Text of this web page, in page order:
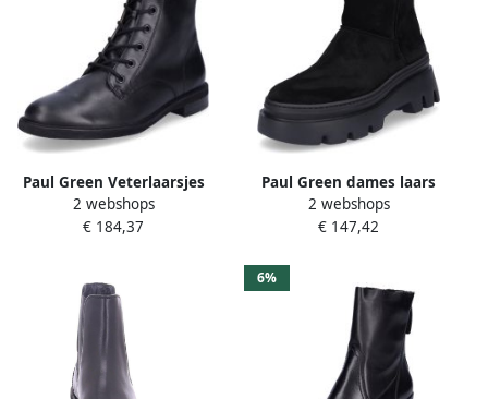
Paul Green Veterlaarsjes
veterschoenen klassieke
enkellaarsjes met
2 webshops
€ 184,37
Paul Green dames laars
zwart
2 webshops
€ 147,42
6%